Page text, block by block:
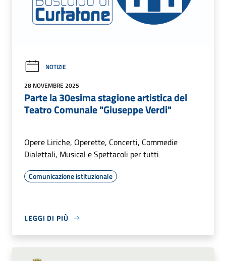
NOTIZIE
28 NOVEMBRE 2025
Parte la 30esima stagione artistica del
Teatro Comunale "Giuseppe Verdi"
Opere Liriche, Operette, Concerti, Commedie
Dialettali, Musical e Spettacoli per tutti
Comunicazione istituzionale
LEGGI DI PIÙ